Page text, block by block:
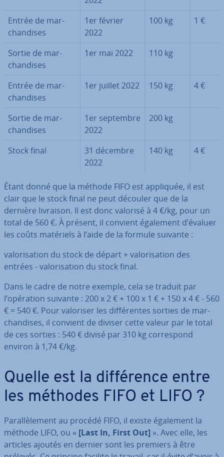
Entrée de mar­
chan­dises
1er février
2022
100 kg 1 €
Sortie de mar­
chan­dises
1er mai 2022 110 kg
Entrée de mar­
chan­dises
1er juillet 2022 150 kg 4 €
Sortie de mar­
chan­dises
1er septembre
2022
200 kg
Stock final
31 décembre
2022
140 kg 4 €
Étant donné que la méthode FIFO est appliquée, il est
clair que le stock final ne peut découler que de la
dernière livraison. Il est donc valorisé à 4 €/kg, pour un
total de 560 €. À présent, il convient également d’évaluer
les coûts matériels à l’aide de la formule suivante :
va­lo­ri­sa­tion du stock de départ + va­lo­ri­sa­tion des
entrées - va­lo­ri­sa­tion du stock final.
Dans le cadre de notre exemple, cela se traduit par
l’opération suivante : 200 x 2 € + 100 x 1 € + 150 x 4 € - 560
€ = 540 €. Pour valoriser les dif­fé­rentes sorties de mar­
chan­dises, il convient de diviser cette valeur par le total
de ces sorties : 540 € divisé par 310 kg cor­res­pond
environ à 1,74 €/kg.
Quelle est la dif­fé­rence entre
les méthodes FIFO et LIFO ?
Pa­ral­lè­le­ment au procédé FIFO, il existe également la
méthode LIFO, ou « [Last In, First Out] ». Avec elle, les
articles ajoutés en dernier sont les premiers à être